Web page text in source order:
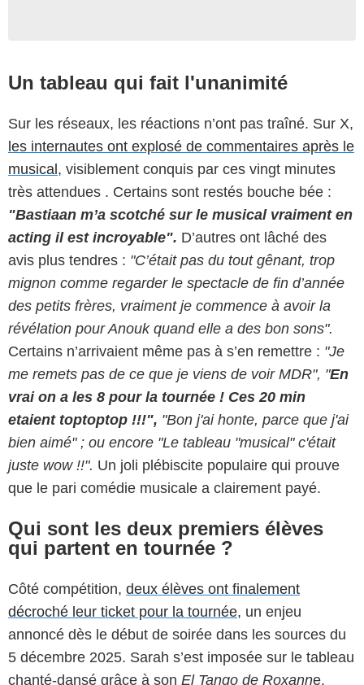
Un tableau qui fait l'unanimité
Sur les réseaux, les réactions n’ont pas traîné. Sur X,
les internautes ont explosé de commentaires après le
musical, visiblement conquis par ces vingt minutes
très attendues . Certains sont restés bouche bée :
"Bastiaan m’a scotché sur le musical vraiment en
acting il est incroyable". D’autres ont lâché des
avis plus tendres : "C’était pas du tout gênant, trop
mignon comme regarder le spectacle de fin d’année
des petits frères, vraiment je commence à avoir la
révélation pour Anouk quand elle a des bon sons".
Certains n’arrivaient même pas à s’en remettre : "Je
me remets pas de ce que je viens de voir MDR", "En
vrai on a les 8 pour la tournée ! Ces 20 min
etaient toptoptop !!!", "Bon j'ai honte, parce que j'ai
bien aimé" ; ou encore "Le tableau "musical" c'était
juste wow !!". Un joli plébiscite populaire qui prouve
que le pari comédie musicale a clairement payé.
Qui sont les deux premiers élèves
qui partent en tournée ?
Côté compétition, deux élèves ont finalement
décroché leur ticket pour la tournée, un enjeu
annoncé dès le début de soirée dans les sources du
5 décembre 2025. Sarah s’est imposée sur le tableau
chanté-dansé grâce à son El Tango de Roxanne,